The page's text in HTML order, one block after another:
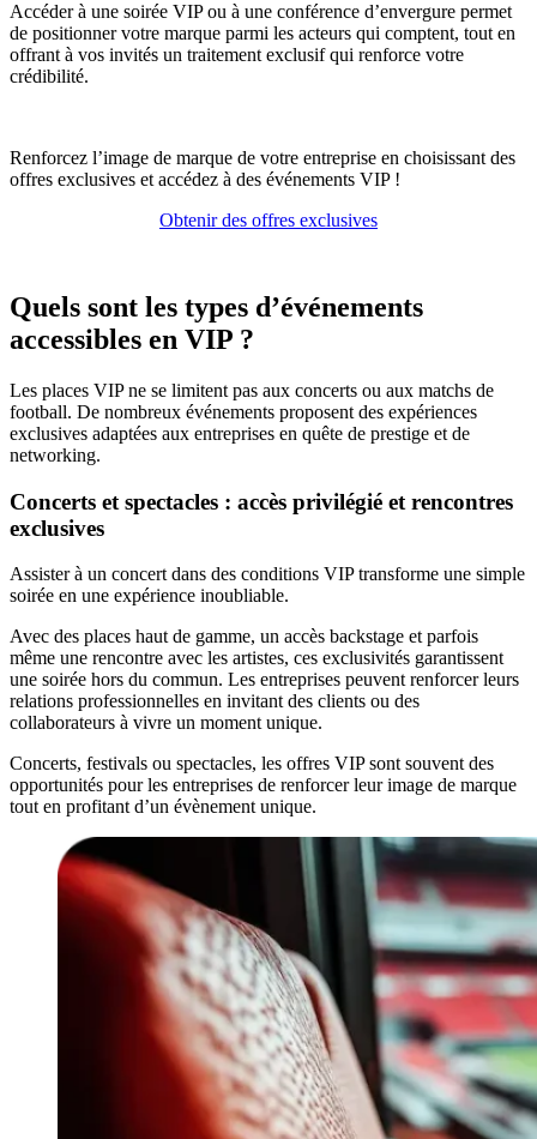
Accéder à une soirée VIP ou à une conférence d’envergure permet
de positionner votre marque parmi les acteurs qui comptent, tout en
offrant à vos invités un traitement exclusif qui renforce votre
crédibilité.
Renforcez l’image de marque de votre entreprise en choisissant des
offres exclusives et accédez à des événements VIP !
Obtenir des offres exclusives
Quels sont les types d’événements
accessibles en VIP ?
Les places VIP ne se limitent pas aux concerts ou aux matchs de
football. De nombreux événements proposent des expériences
exclusives adaptées aux entreprises en quête de prestige et de
networking.
Concerts et spectacles : accès privilégié et rencontres
exclusives
Assister à un concert dans des conditions VIP transforme une simple
soirée en une expérience inoubliable.
Avec des places haut de gamme, un accès backstage et parfois
même une rencontre avec les artistes, ces exclusivités garantissent
une soirée hors du commun. Les entreprises peuvent renforcer leurs
relations professionnelles en invitant des clients ou des
collaborateurs à vivre un moment unique.
Concerts, festivals ou spectacles, les offres VIP sont souvent des
opportunités pour les entreprises de renforcer leur image de marque
tout en profitant d’un évènement unique.